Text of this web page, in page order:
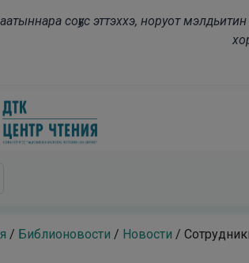
соҕус эттэххэ, норуот
/ Библионовости / Новости /